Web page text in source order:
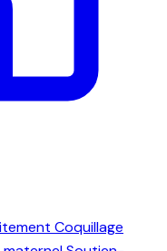
Coquillage